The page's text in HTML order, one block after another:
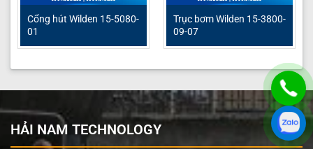
Cổng hút Wilden 15-5080-
01
Trục bơm Wilden 15-3800-
09-07
HẢI NAM TECHNOLOGY